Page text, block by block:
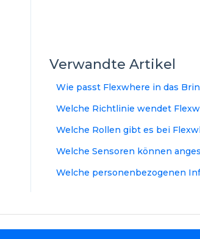
Verwandte Artikel
Wie passt Flexwhere in das
Welche Richtlinie wendet
Welche Rollen gibt es bei
Welche Sensoren können
Welche personenbezogenen